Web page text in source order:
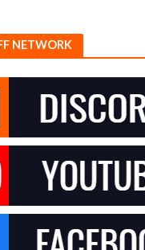
NETWORK